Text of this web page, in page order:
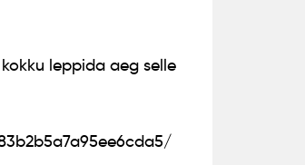
leppida aeg selle